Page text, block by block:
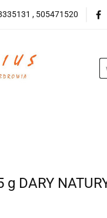
, 505471520
NA
g DARY